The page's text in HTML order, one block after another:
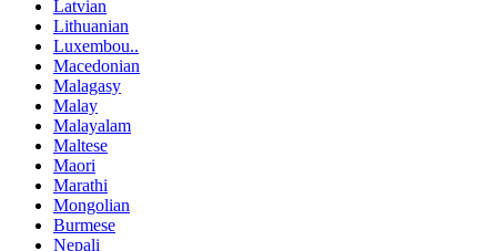
Latvian
Lithuanian
Luxembou..
Macedonian
Malagasy
Malay
Malayalam
Maltese
Maori
Marathi
Mongolian
Burmese
Nepali